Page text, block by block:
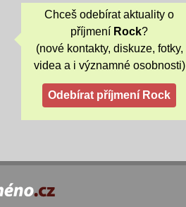
Chceš odebírat aktuality o
příjmení Rock?
(nové kontakty, diskuze, fotky,
videa a i významné osobnosti)